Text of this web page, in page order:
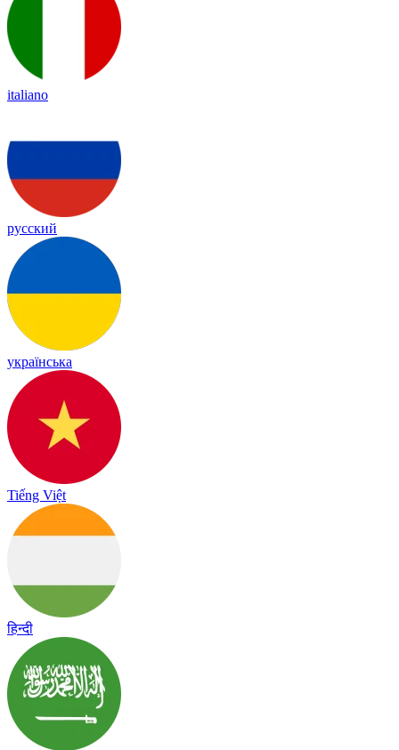
italiano
русский
українська
Tiếng Việt
हिन्दी